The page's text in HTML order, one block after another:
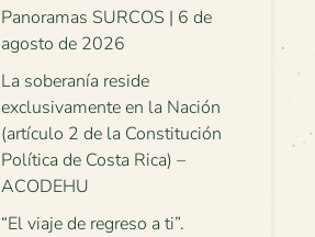
Panoramas SURCOS | 6 de
agosto de 2026
La soberanía reside
exclusivamente en la Nación
(artículo 2 de la Constitución
Política de Costa Rica) –
ACODEHU
“El viaje de regreso a ti”.